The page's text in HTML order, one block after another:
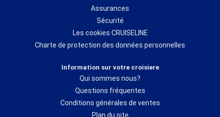
Assurances
Sécurité
Les cookies CRUISELINE
Charte de protection des données personnelles
Information sur votre croisiere
Qui sommes nous?
Questions fréquentes
Conditions générales de ventes
Plan du site